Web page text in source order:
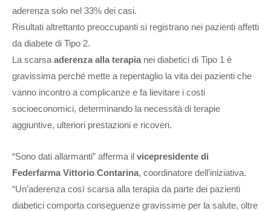
aderenza solo nel 33% dei casi.
Risultati altrettanto preoccupanti si registrano nei pazienti affetti
da diabete di Tipo 2.
La scarsa aderenza alla terapia nei diabetici di Tipo 1 è
gravissima perché mette a repentaglio la vita dei pazienti che
vanno incontro a complicanze e fa lievitare i costi
socioeconomici, determinando la necessità di terapie
aggiuntive, ulteriori prestazioni e ricoveri.
“Sono dati allarmanti” afferma il vicepresidente di
Federfarma Vittorio Contarina, coordinatore dell’iniziativa.
“Un’aderenza così scarsa alla terapia da parte dei pazienti
diabetici comporta conseguenze gravissime per la salute, oltre